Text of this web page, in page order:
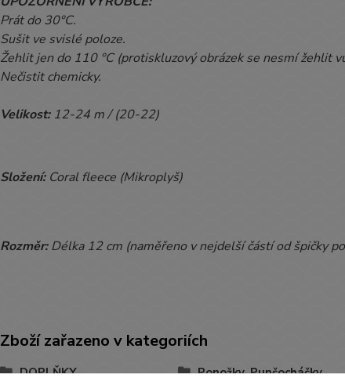
Prát do 30°C.
Sušit ve svislé poloze.
Žehlit jen do 110 °C (protiskluzový obrázek se nesmí žehlit
Nečistit chemicky.
Velikost: 12-24 m / (20-22)
Složení: Coral fleece (Mikroplyš)
Rozměr:Délka 12 cm (naměřeno v nejdelší částí od špičky
Zboží zařazeno v kategoriích
DOPLŇKY
Ponožky, Punčocháčky,